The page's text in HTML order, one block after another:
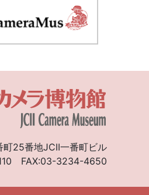
町25番地JCII一番町ビル
FAX:03-3234-4650